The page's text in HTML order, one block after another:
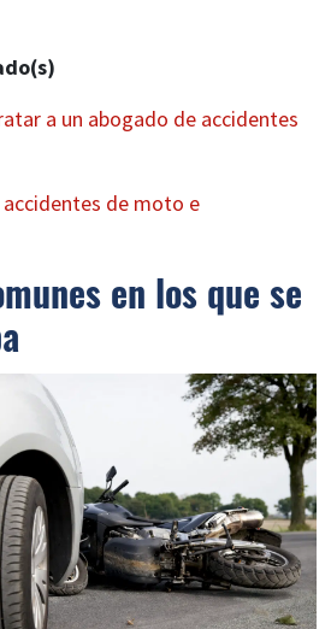
a un abogado de accidentes
accidentes de moto e
en los que se